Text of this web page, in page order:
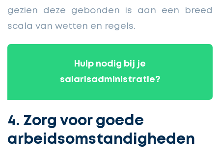
gezien deze gebonden is aan een breed
scala van wetten en regels.
Hulp nodig bij je
salarisadministratie?
4. Zorg voor goede
arbeidsomstandigheden